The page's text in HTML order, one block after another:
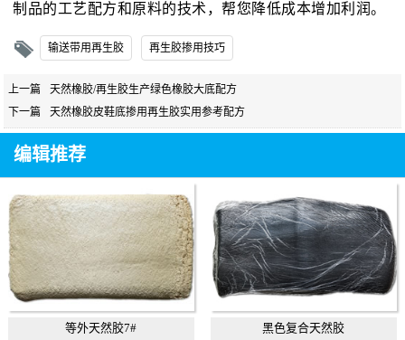
制品的工艺配方和原料的技术，帮您降低成本增加利润。
输送带用再生胶 再生胶掺用技巧
上一篇
天然橡胶/再生胶生产绿色橡胶大底配方
下一篇
天然橡胶皮鞋底掺用再生胶实用参考配方
编辑推荐
等外天然胶7# 黑色复合天然胶